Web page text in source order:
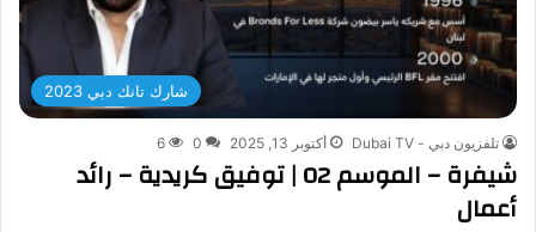
شارك تانك دبي 2023
تلفزيون دبي - Dubai TV أكتوبر 13, 2025 0
6
شيفرة – الموسم 02 | توفيق كريدية – رائد
أعمال